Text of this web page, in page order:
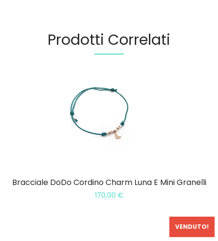
Prodotti Correlati
Bracciale DoDo Cordino Charm Luna E Mini Granelli
170,00 €
VENDUTO!